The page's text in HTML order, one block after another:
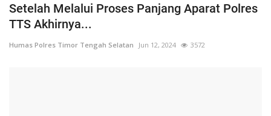
Setelah Melalui Proses Panjang Aparat Polres
TTS Akhirnya...
Humas Polres Timor Tengah Selatan Jun 12, 2024 3572